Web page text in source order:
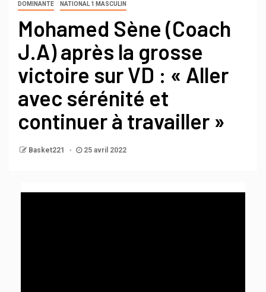
DOMINANTE NATIONAL 1 MASCULIN
Mohamed Sène (Coach
J.A) après la grosse
victoire sur VD : « Aller
avec sérénité et
continuer à travailler »
Basket221 25 avril 2022